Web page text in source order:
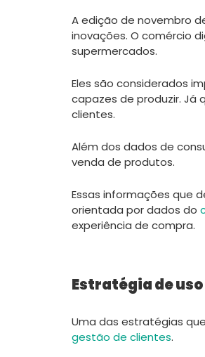
A edição de novembro
inovações. O comércio
supermercados.
Eles são considerados
capazes de produzir. Já
clientes.
Além dos dados de
venda de produtos.
Essas informações que
orientada por dados do
experiência de compra.
Estratégia de
Uma das estratégias
gestão de clientes.